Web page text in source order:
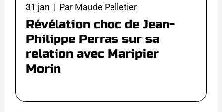
31 jan | Par Maude Pelletier
Révélation choc de Jean-
Philippe Perras sur sa
relation avec Maripier
Morin